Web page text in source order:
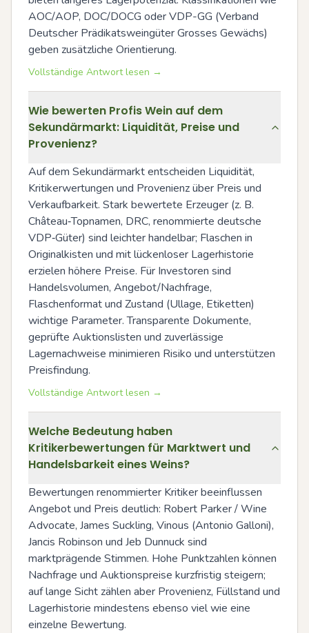
AOC/AOP, DOC/DOCG oder VDP-GG (Verband
Deutscher Prädikatsweingüter Grosses Gewächs)
geben zusätzliche Orientierung.
Vollständige Antwort lesen →
Wie bewerten Profis Wein auf dem
Sekundärmarkt: Liquidität, Preise und
Provenienz?
Auf dem Sekundärmarkt entscheiden Liquidität,
Kritikerwertungen und Provenienz über Preis und
Verkaufbarkeit. Stark bewertete Erzeuger (z. B.
Château‑Topnamen, DRC, renommierte deutsche
VDP‑Güter) sind leichter handelbar; Flaschen in
Originalkisten und mit lückenloser Lagerhistorie
erzielen höhere Preise. Für Investoren sind
Handelsvolumen, Angebot/Nachfrage,
Flaschenformat und Zustand (Ullage, Etiketten)
wichtige Parameter. Transparente Dokumente,
geprüfte Auktionslisten und zuverlässige
Lagernachweise minimieren Risiko und unterstützen
Preisfindung.
Vollständige Antwort lesen →
Welche Bedeutung haben
Kritikerbewertungen für Marktwert und
Handelsbarkeit eines Weins?
Bewertungen renommierter Kritiker beeinflussen
Angebot und Preis deutlich: Robert Parker / Wine
Advocate, James Suckling, Vinous (Antonio Galloni),
Jancis Robinson und Jeb Dunnuck sind
marktprägende Stimmen. Hohe Punktzahlen können
Nachfrage und Auktionspreise kurzfristig steigern;
auf lange Sicht zählen aber Provenienz, Füllstand und
Lagerhistorie mindestens ebenso viel wie eine
einzelne Bewertung.